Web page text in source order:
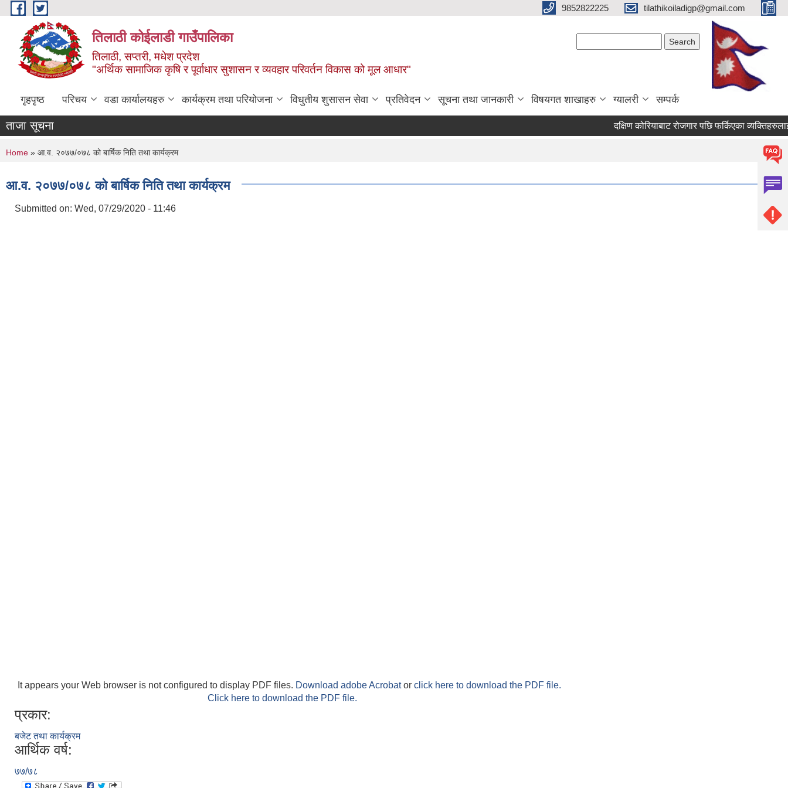
Skip to main content 9852822225 tilathikoiladigp@gmail.com
तिलाठी कोईलाडी गाउँपालिका
तिलाठी, सप्तरी, मधेश प्रदेश
"अर्थिक सामाजिक कृषि र पूर्वाधार सुशासन र व्यवहार परिवर्तन विकास को मूल आधार"
गृहपृष्ठ परिचय वडा कार्यालयहरु कार्यक्रम तथा परियोजना विधुतीय शुसासन सेवा प्रतिवेदन सूचना तथा जानकारी विषयगत शाखाहरु ग्यालरी सम्पर्क
ताजा सूचना दक्षिण कोरियाबाट रोजगार पछि फर्किएका
You are here
Home » आ.व. २०७७/०७८ को बार्षिक निति तथा कार्यक्रम
आ.व. २०७७/०७८ को बार्षिक निति तथा कार्यक्रम
Submitted on: Wed, 07/29/2020 - 11:46
It appears your Web browser is not configured to display PDF files. Download adobe Acrobator click here to download the PDF file.
Click here to download the PDF file.
प्रकार:
बजेट तथा कार्यक्रम
आर्थिक वर्ष:
७७/७८